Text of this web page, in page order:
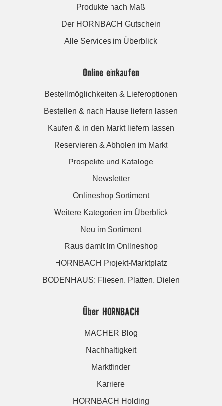
Produkte nach Maß
Der HORNBACH Gutschein
Alle Services im Überblick
Online einkaufen
Bestellmöglichkeiten & Lieferoptionen
Bestellen & nach Hause liefern lassen
Kaufen & in den Markt liefern lassen
Reservieren & Abholen im Markt
Prospekte und Kataloge
Newsletter
Onlineshop Sortiment
Weitere Kategorien im Überblick
Neu im Sortiment
Raus damit im Onlineshop
HORNBACH Projekt-Marktplatz
BODENHAUS: Fliesen. Platten. Dielen
Über HORNBACH
MACHER Blog
Nachhaltigkeit
Marktfinder
Karriere
HORNBACH Holding